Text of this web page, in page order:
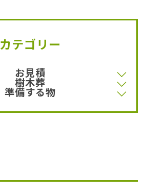
カテゴリー
お見積
樹木葬
準備する物